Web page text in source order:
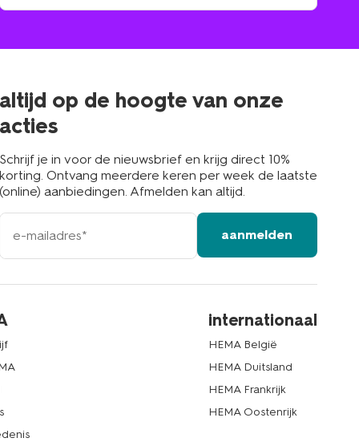
winkel
altijd op de hoogte van onze
acties
Schrijf je in voor de nieuwsbrief en krijg direct 10%
korting. Ontvang meerdere keren per week de laatste
(online) aanbiedingen. Afmelden kan altijd.
e-
mailadres
aanmelden
internationaal
HEMA België
HEMA Duitsland
HEMA Frankrijk
HEMA Oostenrijk